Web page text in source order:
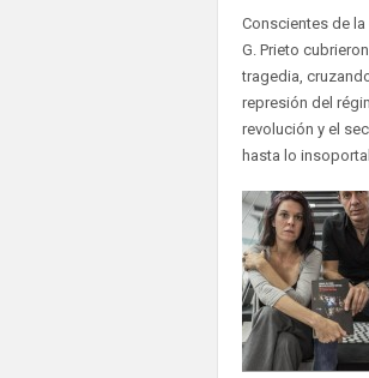
Conscientes de
G. Prieto
tragedia,
represión del
revolución y el
hasta lo